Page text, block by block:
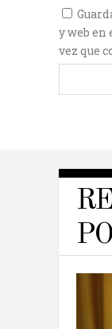
y web en
vez que